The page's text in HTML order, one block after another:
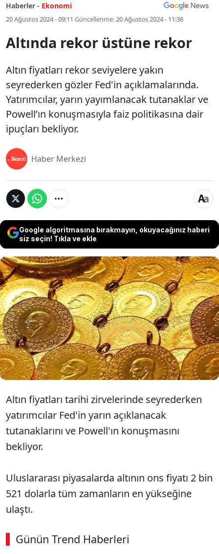
Haberler - Ekonomi
20 Ağustos 2024 - 09:11 Güncellenme:20 Ağustos 2024 - 11:36
Altında rekor üstüne rekor
Altın fiyatları rekor seviyelere yakın
seyrederken gözler Fed'in açıklamalarında.
Yatırımcılar, yarın yayımlanacak tutanaklar ve
Powell’ın konuşmasıyla faiz politikasına dair
ipuçları bekliyor.
Haber Merkezi
Google algoritmasına bırakmayın, okuyacağınız haberi
siz seçin! Tıkla ve ekle
Altın fiyatları rekor seviyelere yakın
seyrederken gözler Fed'in açıklamalarında.
Yatırımcılar, yarın yayımlanacak tutanaklar ve
Powell’ın konuşmasıyla faiz politikasına dair
ipuçları bekliyor.
Altın fiyatları tarihi zirvelerinde seyrederken
yatırımcılar Fed'in yarın açıklanacak
tutanaklarını ve Powell'ın konuşmasını
bekliyor.
Uluslararası piyasalarda altının ons fiyatı 2 bin
521 dolarla tüm zamanların en yükseğine
ulaştı.
Günün Trend Haberleri
00:03 / 03:53